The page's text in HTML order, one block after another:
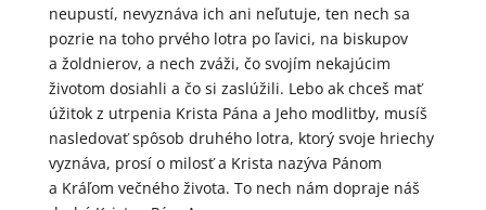
neupustí, nevyznáva ich ani neľutuje, ten nech sa
pozrie na toho prvého lotra po ľavici, na biskupov
a žoldnierov, a nech zváži, čo svojím nekajúcim
životom dosiahli a čo si zaslúžili. Lebo ak chceš mať
úžitok z utrpenia Krista Pána a Jeho modlitby, musíš
nasledovať spôsob druhého lotra, ktorý svoje hriechy
vyznáva, prosí o milosť a Krista nazýva Pánom
a Kráľom večného života. To nech nám dopraje náš